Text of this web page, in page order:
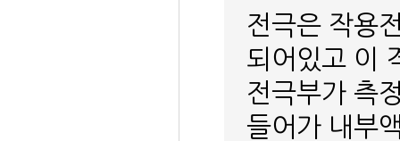
전극은 작용
되어있고 이
전극부가 측
들어가 내부